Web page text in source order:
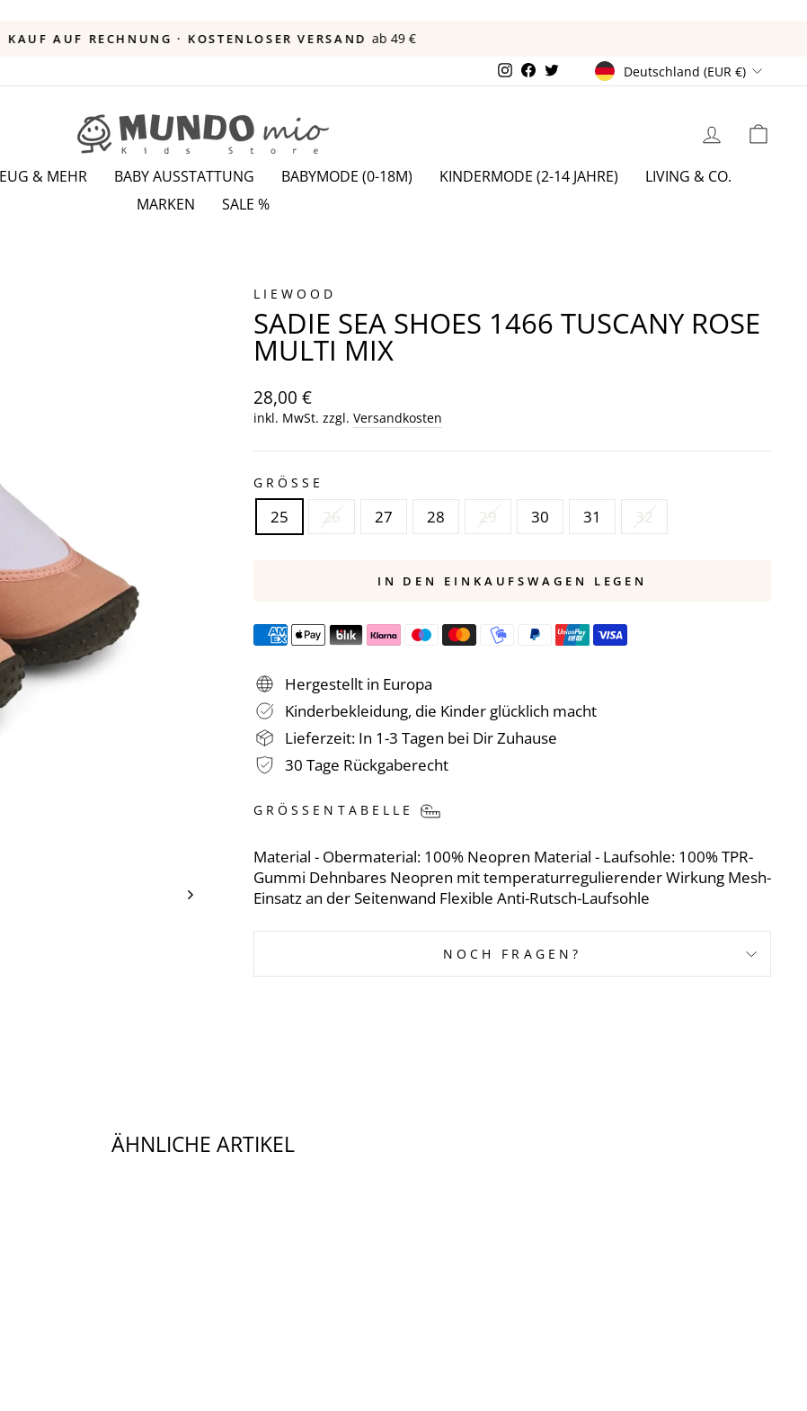
Diashow
KAUF AUF RECHNUNG · KOSTENLOSER VERSAND ab 49 €
Instagram
Facebook
TwitterWÄHRUNG
Deutschland (EUR €)
EINLOGGEN
& MEHR BABY AUSSTATTUNG BABYMODE (0-18M) KINDERMODE (2-14 JAHRE)
LIVING & CO.
MARKEN
SALE %
LIEWOOD
SADIE SEA SHOES 1466 TUSCANY ROSE
MULTI MIX
Normaler
Preis
28,00 €
inkl. MwSt. zzgl. Versandkosten
GRÖSSE
25 26 27 28 29 30 31 32
IN DEN EINKAUFSWAGEN LEGEN
Hergestellt in Europa
Kinderbekleidung, die Kinder glücklich macht
Lieferzeit: In 1-3 Tagen bei Dir Zuhause
30 Tage Rückgaberecht
GRÖSSENTABELLE
Material - Obermaterial: 100% Neopren Material - Laufsohle: 100% TPR-
Gummi Dehnbares Neopren mit temperaturregulierender Wirkung Mesh-
Einsatz an der Seitenwand Flexible Anti-Rutsch-Laufsohle
NOCH FRAGEN?
ÄHNLICHE ARTIKEL